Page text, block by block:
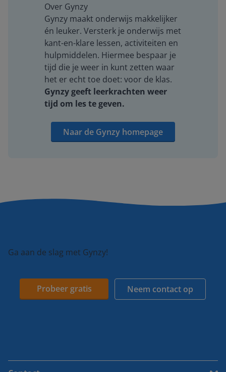
Over Gynzy
Gynzy maakt onderwijs makkelijker
én leuker. Versterk je onderwijs met
kant-en-klare lessen, activiteiten en
hulpmiddelen. Hiermee bespaar je
tijd die je weer in kunt zetten waar
het er echt toe doet: voor de klas.
Gynzy geeft leerkrachten weer
tijd om les te geven.
Naar de Gynzy homepage
Ga aan de slag met Gynzy!
Probeer gratis Neem contact op